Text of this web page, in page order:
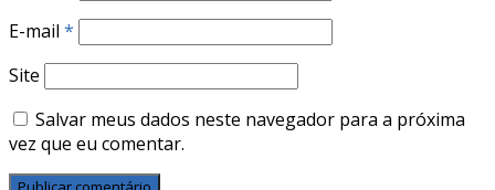
E-mail *
Site
Salvar meus dados neste navegador para a próxima
vez que eu comentar.